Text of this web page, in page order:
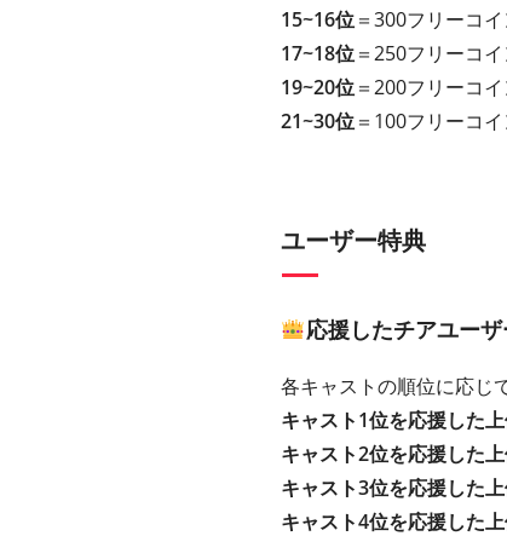
15~16位＝300フリーコ
17~18位＝250フリーコ
19~20位＝200フリーコ
21~30位＝100フリーコ
ユーザー特典
応援したチアユー
各キャストの順位に応じ
キャスト1位を応援した
キャスト2位を応援した
キャスト3位を応援した
キャスト4位を応援した